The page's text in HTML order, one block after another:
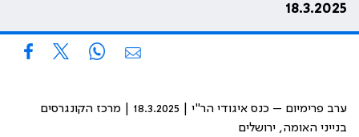
18.3.2025
ערב פרימיום – כנס איגודי הר"י | 18.3.2025 | מרכז הקונגרסים
בנייני האומה, ירושלים